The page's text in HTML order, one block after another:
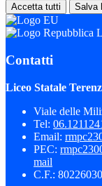
Accetta tutti Salva
Contatti
Liceo Statale
Viale delle
Tel:
Email:
PEC:
mail
C.F.: